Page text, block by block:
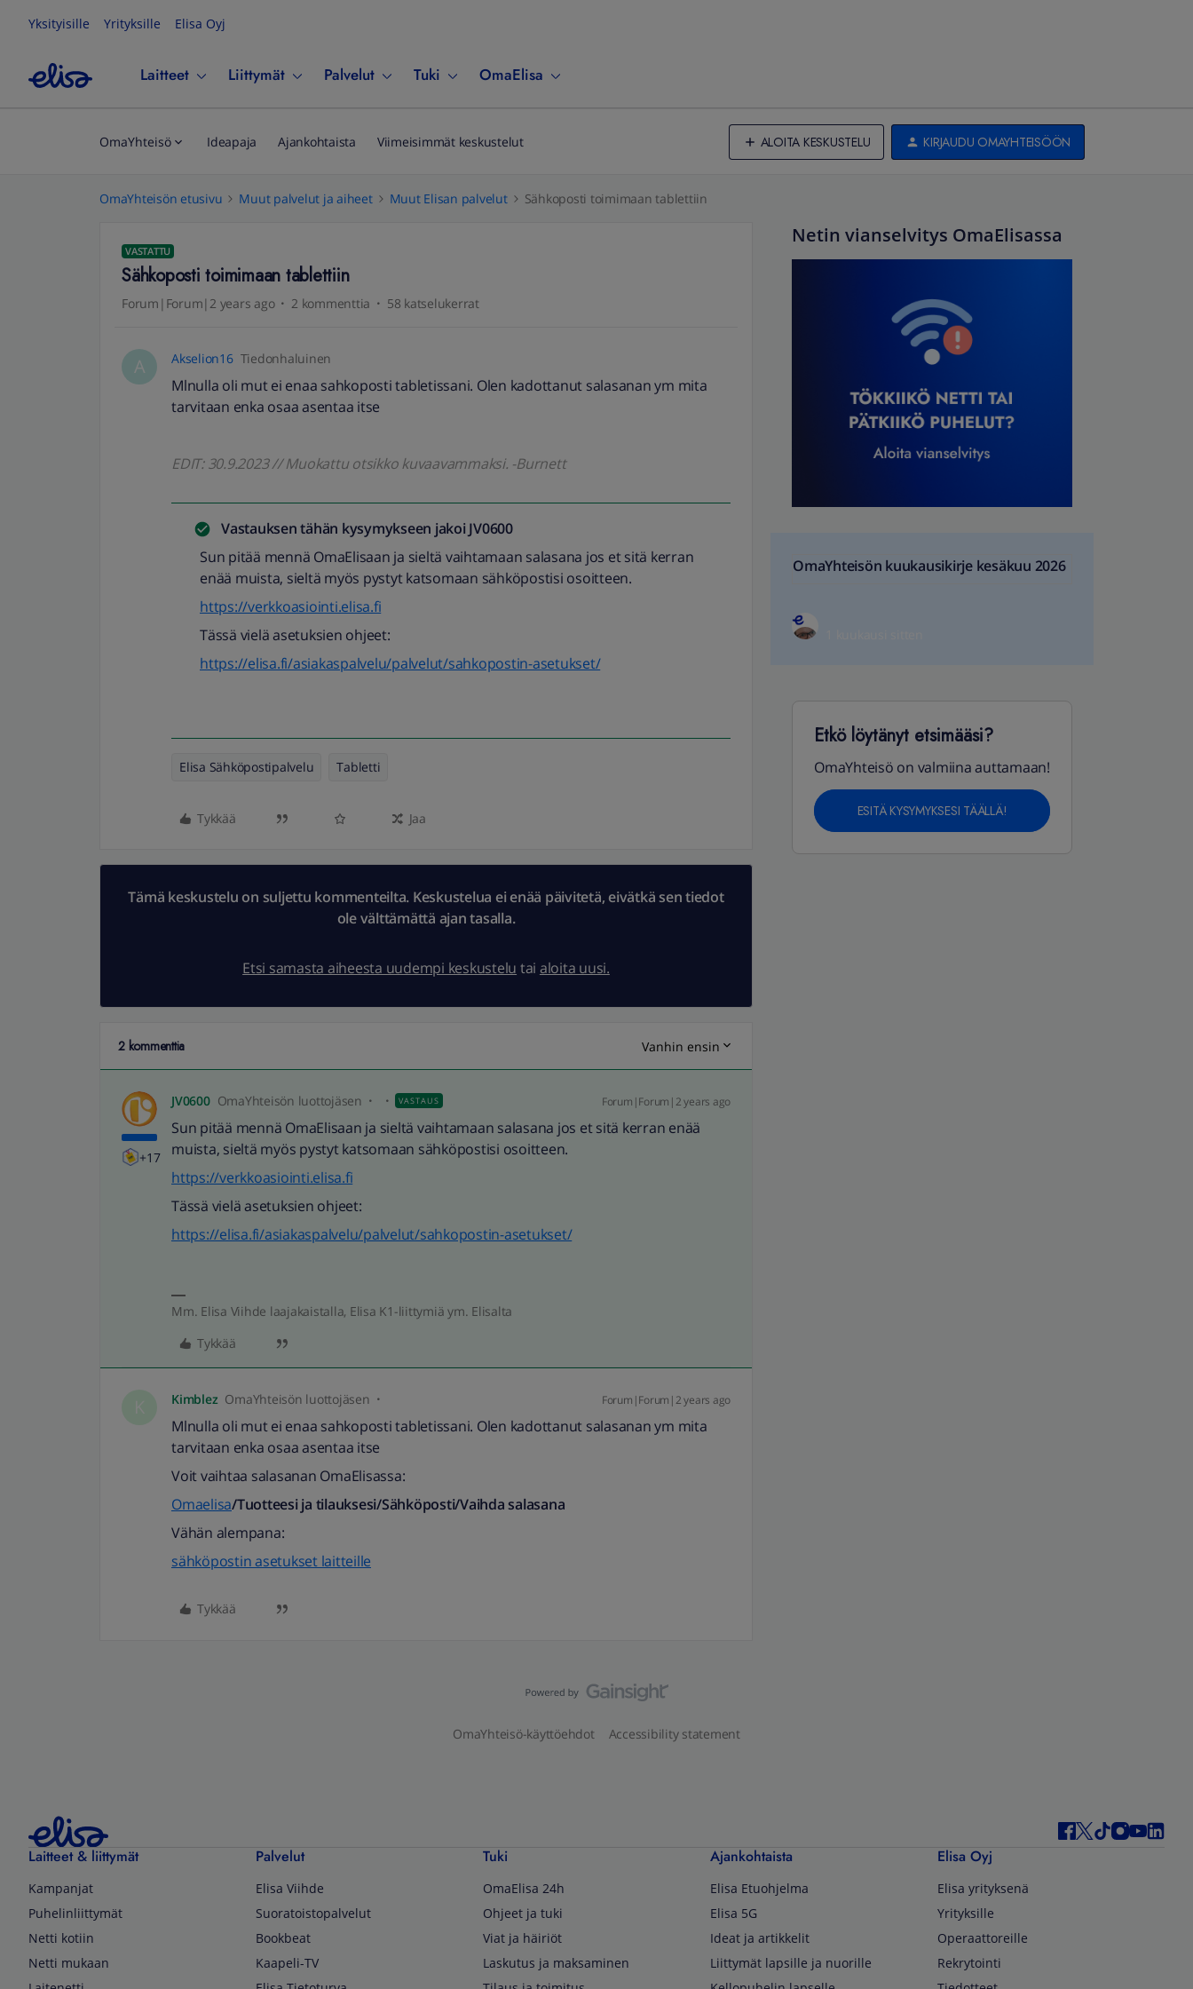
Yksityisille Yrityksille Elisa Oyj
Laitteet Liittymät Palvelut Tuki OmaElisa
OmaYhteisö Ideapaja Ajankohtaista Viimeisimmät keskustelut ALOITA KESKUSTELU KIRJAUDU OMAYHTEISÖÖN
OmaYhteisön etusivu Muut palvelut ja aiheet Muut Elisan palvelut Sähkoposti toimimaan tablettiin
VASTATTU
Sähkoposti toimimaan tablettiin
Forum|Forum|2 years ago 2 kommenttia 58 katselukerrat
A Akselion16 Tiedonhaluinen
Mlnulla oli mut ei enaa sahkoposti tabletissani. Olen kadottanut salasanan ym mita
tarvitaan enka osaa asentaa itse
EDIT: 30.9.2023 // Muokattu otsikko kuvaavammaksi. -Burnett
Vastauksen tähän kysymykseen jakoi JV0600
Sun pitää mennä OmaElisaan ja sieltä vaihtamaan salasana jos et sitä kerran
enää muista, sieltä myös pystyt katsomaan sähköpostisi osoitteen.
https://verkkoasiointi.elisa.fi
Tässä vielä asetuksien ohjeet:
https://elisa.fi/asiakaspalvelu/palvelut/sahkopostin-asetukset/
Elisa Sähköpostipalvelu Tabletti
Tykkää Jaa
Tämä keskustelu on suljettu kommenteilta. Keskustelua ei enää päivitetä, eivätkä sen tiedot
ole välttämättä ajan tasalla.
Etsi samasta aiheesta uudempi keskustelu tai aloita uusi.
2 kommenttia Vanhin ensin
+17
JV0600 OmaYhteisön luottojäsen VASTAUS Forum|Forum|2 years ago
Sun pitää mennä OmaElisaan ja sieltä vaihtamaan salasana jos et sitä kerran enää
muista, sieltä myös pystyt katsomaan sähköpostisi osoitteen.
https://verkkoasiointi.elisa.fi
Tässä vielä asetuksien ohjeet:
https://elisa.fi/asiakaspalvelu/palvelut/sahkopostin-asetukset/
Mm. Elisa Viihde laajakaistalla, Elisa K1-liittymiä ym. Elisalta
Tykkää
Kimblez OmaYhteisön luottojäsen Forum|Forum|2 years ago
Mlnulla oli mut ei enaa sahkoposti tabletissani. Olen kadottanut salasanan ym mita
tarvitaan enka osaa asentaa itse
Voit vaihtaa salasanan OmaElisassa:
Omaelisa/Tuotteesi ja tilauksesi/Sähköposti/Vaihda salasana
Vähän alempana:
sähköpostin asetukset laitteille
Tykkää
Netin vianselvitys OmaElisassa
OmaYhteisön kuukausikirje kesäkuu 2026
Etkö löytänyt etsimääsi?
OmaYhteisö on valmiina auttamaan!
ESITÄ KYSYMYKSESI TÄÄLLÄ!
OmaYhteisö-käyttöehdot Accessibility statement
Laitteet & liittymät
Kampanjat
Puhelinliittymät
Netti kotiin
Netti mukaan
Palvelut
Elisa Viihde
Suoratoistopalvelut
Bookbeat
Kaapeli-TV
Tuki
OmaElisa 24h
Ohjeet ja tuki
Viat ja häiriöt
Laskutus ja maksaminen
Ajankohtaista
Elisa Etuohjelma
Elisa 5G
Ideat ja artikkelit
Liittymät lapsille ja nuorille
Elisa Oyj
Elisa yrityksenä
Yrityksille
Operaattoreille
Rekrytointi